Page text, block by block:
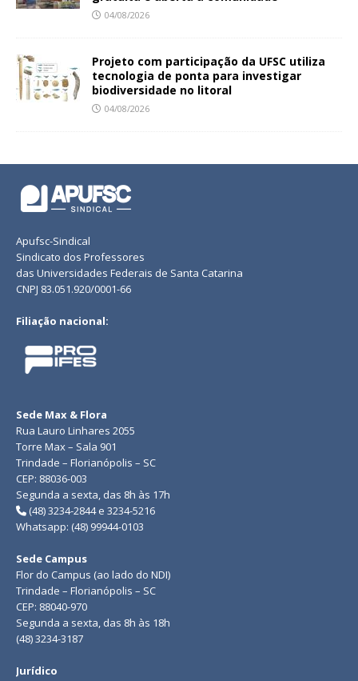
04/08/2026
Projeto com participação da UFSC utiliza
tecnologia de ponta para investigar
biodiversidade no litoral
04/08/2026
Apufsc-Sindical
Sindicato dos Professores
das Universidades Federais de Santa Catarina
CNPJ 83.051.920/0001-66
Filiação nacional:
Sede Max & Flora
Rua Lauro Linhares 2055
Torre Max – Sala 901
Trindade – Florianópolis – SC
CEP: 88036-003
Segunda a sexta, das 8h às 17h
(48) 3234-2844 e 3234-5216
Whatsapp: (48) 99944-0103
Sede Campus
Flor do Campus (ao lado do NDI)
Trindade – Florianópolis – SC
CEP: 88040-970
Segunda a sexta, das 8h às 18h
(48) 3234-3187
Jurídico